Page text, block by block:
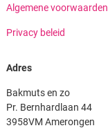
Algemene voorwaarden
Privacy beleid
Adres
Bakmuts en zo
Pr. Bernhardlaan 44
3958VM Amerongen